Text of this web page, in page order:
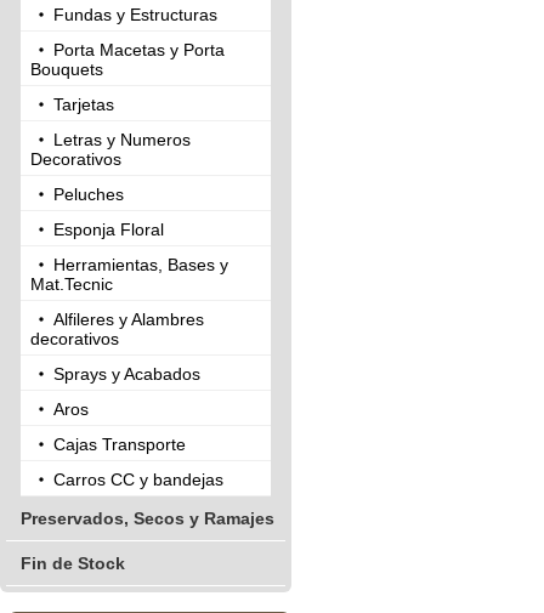
Fundas y Estructuras
Porta Macetas y Porta
Bouquets
Tarjetas
Letras y Numeros
Decorativos
Peluches
Esponja Floral
Herramientas, Bases y
Mat.Tecnic
Alfileres y Alambres
decorativos
Sprays y Acabados
Aros
Cajas Transporte
Carros CC y bandejas
Preservados, Secos y Ramajes
Fin de Stock